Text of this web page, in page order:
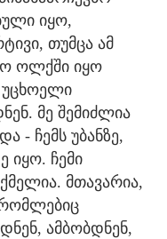
იყო,
თუმცა ამ
ოლქში იყო
უცხოელი
მე შემიძლია
- ჩემს უბანზე,
იყო. ჩემი
მთავარია,
ამბობდნენ,